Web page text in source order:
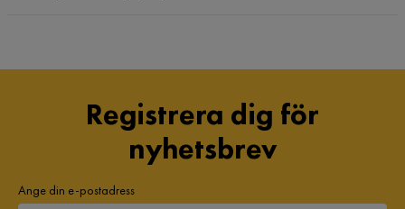
Registrera dig för
nyhetsbrev
Ange din e-postadress